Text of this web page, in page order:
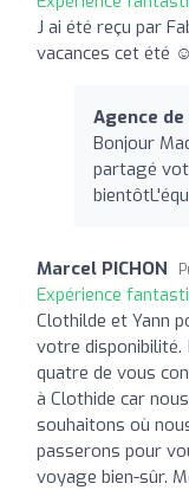
J ai été reçu par
vacances cet été ☺️
Agence
Bonjour
partagé
Marcel PICHON
Expérience
Clothilde et Yann
votre
quatre de vous
à Clothide car
souhaitons où
passerons pour
voyage bien-sûr.